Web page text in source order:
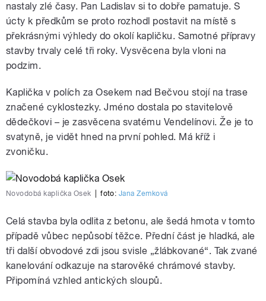
nastaly zlé časy. Pan Ladislav si to dobře pamatuje. S
úcty k předkům se proto rozhodl postavit na místě s
překrásnými výhledy do okolí kapličku. Samotné přípravy
stavby trvaly celé tři roky. Vysvěcena byla vloni na
podzim.
Kaplička v polích za Osekem nad Bečvou stojí na trase
značené cyklostezky. Jméno dostala po stavitelově
dědečkovi – je zasvěcena svatému Vendelínovi. Že je to
svatyně, je vidět hned na první pohled. Má kříž i
zvoničku.
Novodobá kaplička Osek foto: Jana Zemková
Celá stavba byla odlita z betonu, ale šedá hmota v tomto
případě vůbec nepůsobí těžce. Přední část je hladká, ale
tři další obvodové zdi jsou svisle „žlábkované“. Tak zvané
kanelování odkazuje na starověké chrámové stavby.
Připomíná vzhled antických sloupů.